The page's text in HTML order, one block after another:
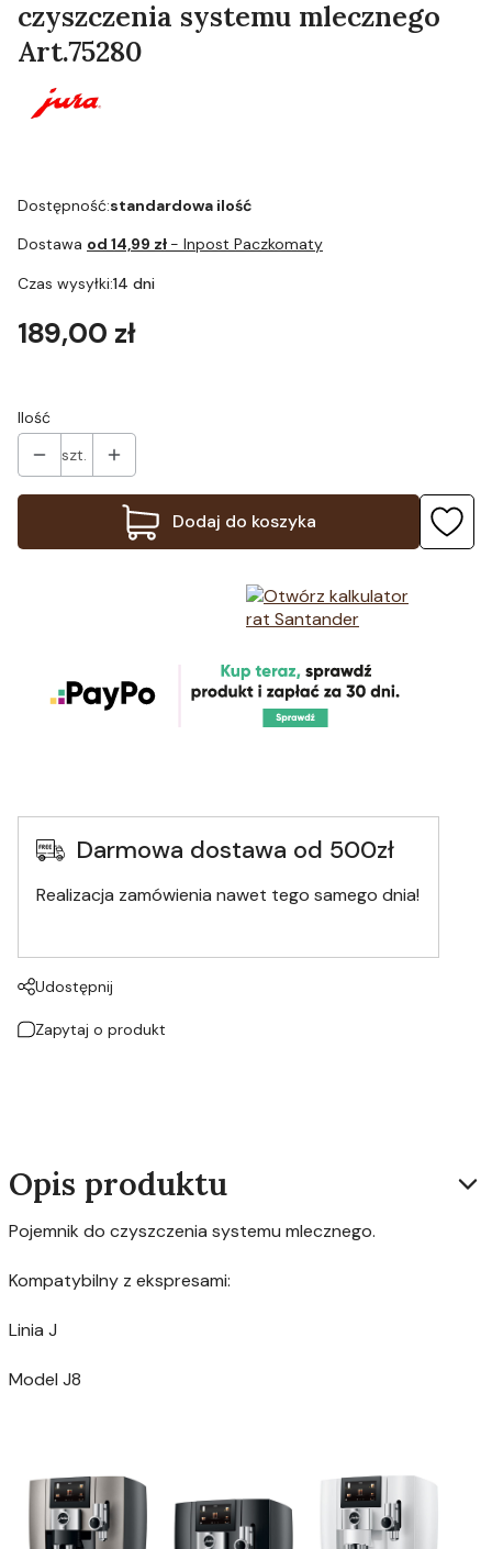
czyszczenia systemu mlecznego
Art.75280
Dostępność:standardowa ilość
Dostawa od 14,99 zł - Inpost Paczkomaty
Czas wysyłki:14 dni
Cena
189,00 zł
Ilość
szt.
Dodaj do koszyka
Darmowa dostawa od 500zł
Realizacja zamówienia nawet tego samego dnia!
Udostępnij
Zapytaj o produkt
Opis produktu
Pojemnik do czyszczenia systemu mlecznego.
Kompatybilny z ekspresami:
Linia J
Model J8